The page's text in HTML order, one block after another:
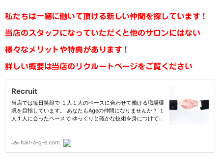
私たちは一緒に働いて頂ける新しい仲間を探しています！
当店のスタッフになっていただくと他のサロンにはない
様々なメリットや特典があります！
詳しい概要は当店のリクルートページをご覧ください